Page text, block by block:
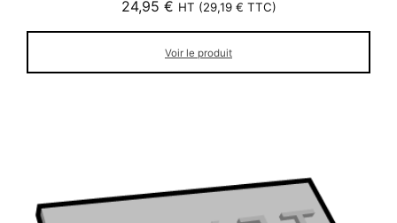
24,95 € HT (29,19 € TTC)
Voir le produit